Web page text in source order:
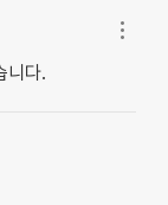
니다.